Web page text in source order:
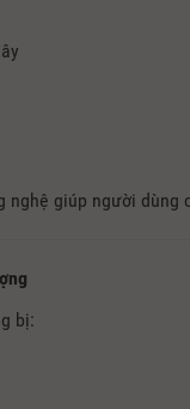
nghệ giúp người
bị: